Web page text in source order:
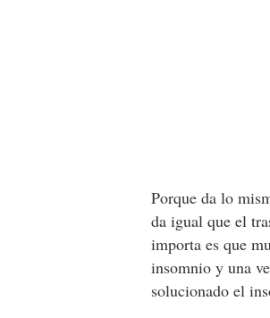
Porque da lo
da igual que el
importa es que
insomnio y una
solucionado el